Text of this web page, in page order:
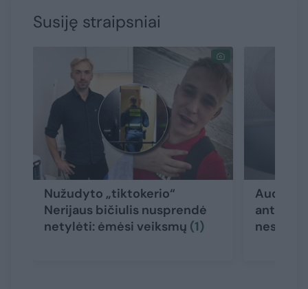
Susiję straipsniai
Nužudyto „tiktokerio“
Nerijaus bičiulis nusprendė
netylėti: ėmėsi veiksmų (1)
Audrė
ant
nesekti